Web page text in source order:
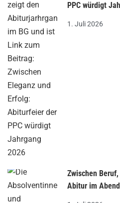
PPC würdigt
1. Juli 2026
Zwischen
Abitur im